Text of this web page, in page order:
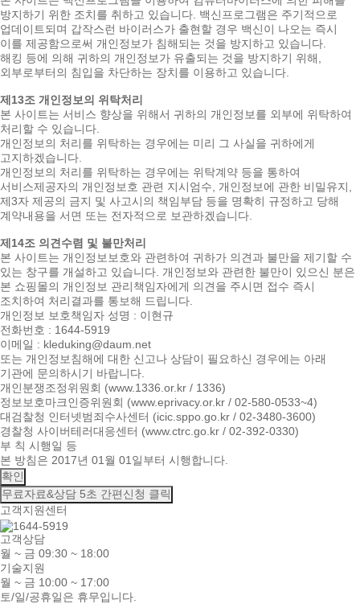
방지하기 위한 조치를 취하고 있습니다. 백신프로그램은 주기적으로
업데이트되며 갑작스런 바이러스가 출현할 경우 백신이 나오는 즉시
이를 제공함으로써 개인정보가 침해되는 것을 방지하고 있습니다.
해킹 등에 의해 귀하의 개인정보가 유출되는 것을 방지하기 위해,
외부로부터의 침입을 차단하는 장치를 이용하고 있습니다.
제13조 개인정보의 위탁처리
본 사이트는 서비스 향상을 위해서 귀하의 개인정보를 외부에 위탁하여
처리할 수 있습니다.
개인정보의 처리를 위탁하는 경우에는 미리 그 사실을 귀하에게
고지하겠습니다.
개인정보의 처리를 위탁하는 경우에는 위탁계약 등을 통하여
서비스제공자의 개인정보호 관련 지시엄수, 개인정보에 관한 비밀유지,
제3자 제공의 금지 및 사고시의 책임부담 등을 명확히 규정하고 당해
계약내용을 서면 또는 전자적으로 보관하겠습니다.
제14조 의견수렴 및 불만처리
본 사이트는 개인정보보호와 관련하여 귀하가 의견과 불만을 제기할 수
있는 창구를 개설하고 있습니다. 개인정보와 관련한 불만이 있으신 분은
본 쇼핑몰의 개인정보 관리책임자에게 의견을 주시면 접수 즉시
조치하여 처리결과를 통보해 드립니다.
개인정보 보호책임자 성명 : 이현규
전화번호 : 1644-5919
이메일 : kleduking@daum.net
또는 개인정보침해에 대한 신고나 상담이 필요하신 경우에는 아래
기관에 문의하시기 바랍니다.
개인분쟁조정위원회 (www.1336.or.kr / 1336)
정보보호마크인증위원회 (www.eprivacy.or.kr / 02-580-0533~4)
대검찰청 인터넷범죄수사센터 (icic.sppo.go.kr / 02-3480-3600)
경찰청 사이버테러대응센터 (www.ctrc.go.kr / 02-392-0330)
부 칙 시행일 등
본 방침은 2017년 01월 01일부터 시행합니다.
확인
무료자료&상담 5초 간편신청 클릭
고객지원센터
고객상담
월 ~ 금 09:30 ~ 18:00
기술지원
월 ~ 금 10:00 ~ 17:00
토/일/공휴일은 휴무입니다.